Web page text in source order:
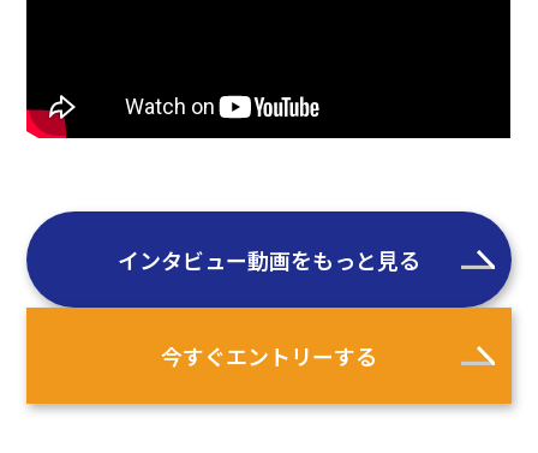
インタビュー動画をもっと見る
今すぐエントリーする